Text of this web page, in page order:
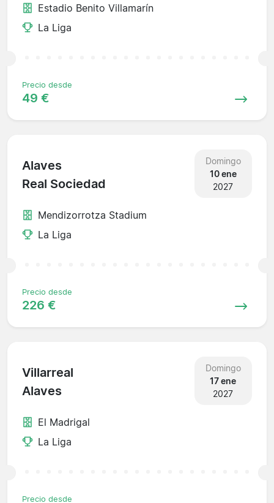
Estadio Benito Villamarín
La Liga
Precio desde
49 €
Alaves
Real Sociedad
Domingo
10 ene
2027
Mendizorrotza Stadium
La Liga
Precio desde
226 €
Villarreal
Alaves
Domingo
17 ene
2027
El Madrigal
La Liga
Precio desde